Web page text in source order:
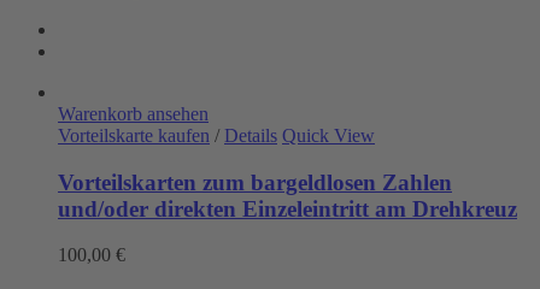
Warenkorb ansehen
Vorteilskarte kaufen / Details Quick View
Vorteilskarten zum bargeldlosen Zahlen
und/oder direkten Einzeleintritt am Drehkreuz
100,00 €